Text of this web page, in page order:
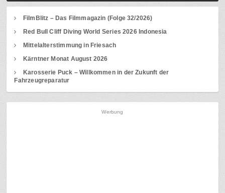
FilmBlitz – Das Filmmagazin (Folge 32/2026)
Red Bull Cliff Diving World Series 2026 Indonesia
Mittelalterstimmung in Friesach
Kärntner Monat August 2026
Karosserie Puck – Willkommen in der Zukunft der
Fahrzeugreparatur
Werbung